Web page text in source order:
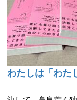
わたしは「わた